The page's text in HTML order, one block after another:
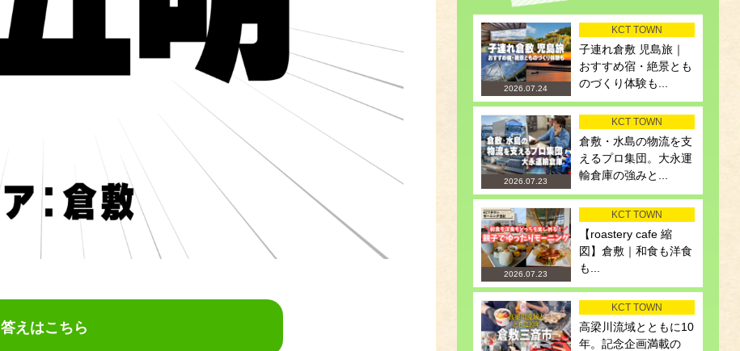
答えはこちら
2026.07.24
KCT TOWN
子連れ倉敷 児島旅｜
おすすめ宿・絶景とも
のづくり体験も...
2026.07.23
KCT TOWN
倉敷・水島の物流を支
えるプロ集団。大永運
輸倉庫の強みと...
2026.07.23
KCT TOWN
【roastery cafe 縮
図】倉敷｜和食も洋食
も...
KCT TOWN
高梁川流域とともに10
年。記念企画満載の